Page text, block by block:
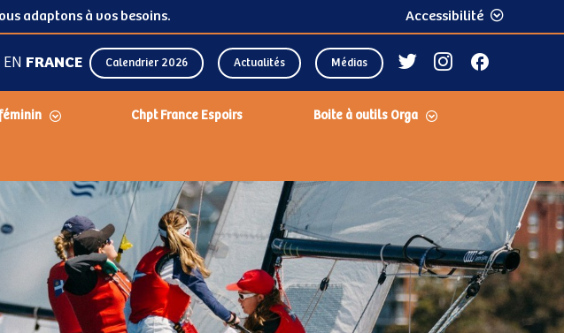
adaptons à vos besoins. Accessibilité
EN FRANCE Calendrier 2026 Actualités Médias
Chpt France Espoirs Boite à outils Orga